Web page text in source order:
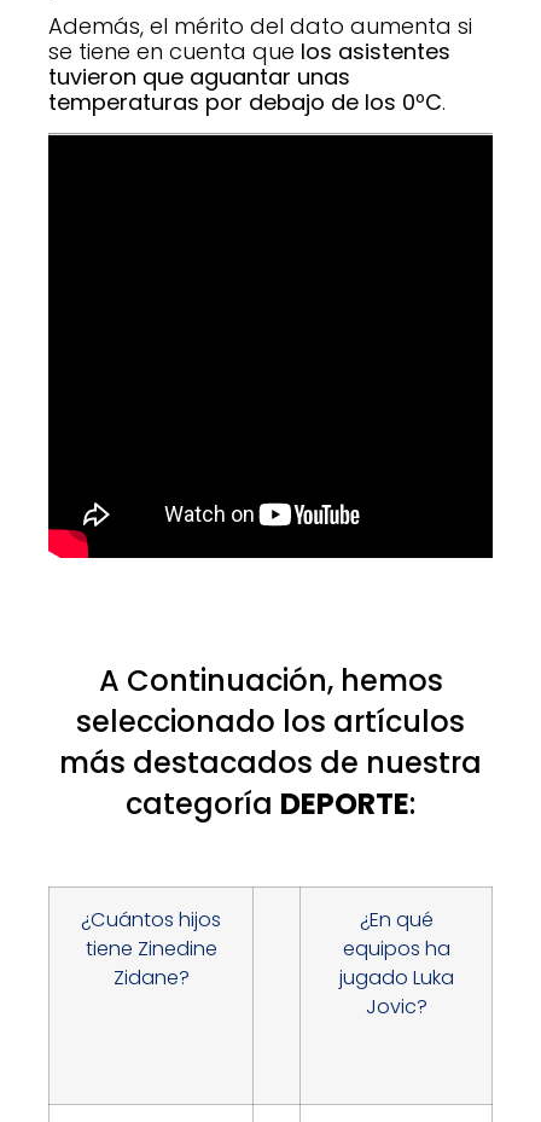
Además, el mérito del dato aumenta si
se tiene en cuenta que los asistentes
tuvieron que aguantar unas
temperaturas por debajo de los 0ºC.
A Continuación, hemos
seleccionado los artículos
más destacados de nuestra
categoría DEPORTE:
¿Cuántos hijos
tiene Zinedine
Zidane?
¿En qué
equipos ha
jugado Luka
Jovic?